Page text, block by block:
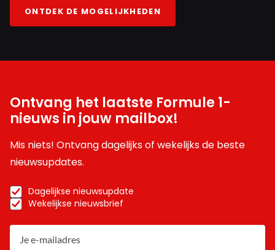
ONTDEK DE MOGELIJKHEDEN
Ontvang het laatste Formule 1-
nieuws in jouw mailbox!
Mis niets! Ontvang dagelijks of wekelijks de beste
nieuwsupdates.
Dagelijkse nieuwsupdate
Wekelijkse nieuwsbrief